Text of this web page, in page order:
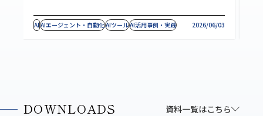
AI AIエージェント・自動化AIツールAI活用事例・実践 2026/06/03
DOWNLOADS 資料一覧はこちら